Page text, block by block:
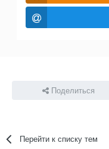
Поделиться
Перейти к списку тем